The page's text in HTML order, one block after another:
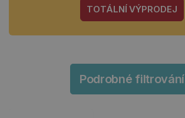
TOTÁLNÍ VÝPRODEJ
Podrobné filtrování